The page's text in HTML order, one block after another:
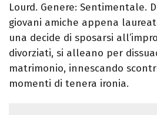
Lourd. Genere: Sentimentale.
giovani amiche appena
una decide di sposarsi
divorziati, si alleano per
matrimonio, innescando
momenti di tenera ironia.